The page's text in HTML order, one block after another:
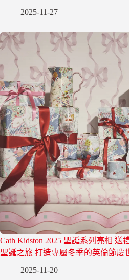
2025-11-27
Cath Kidston 2025 聖誕系列亮相 送
聖誕之旅 打造專屬冬季的英倫節慶
2025-11-20